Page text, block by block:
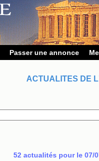
Passer une annonce
ACTUALITES DE
52 actualités pour le 07/